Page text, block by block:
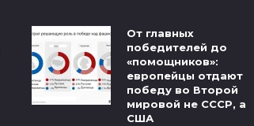
От главных
победителей до
«помощников»:
европейцы отдают
победу во Второй
мировой не СССР, а
США